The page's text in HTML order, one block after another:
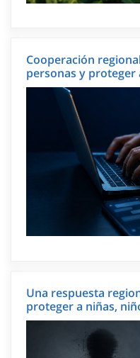
Cooperación
personas y proteger
Una respuesta
proteger a niñas,